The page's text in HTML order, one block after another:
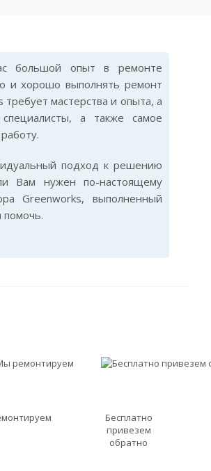
большой опыт в ремонте
и хорошо выполнять ремонт
мастерства и опыта, а
а также самое
подход к решению
Вам нужен по-настоящему
Greenworks, выполненный
Бесплатно
привезем
обратно